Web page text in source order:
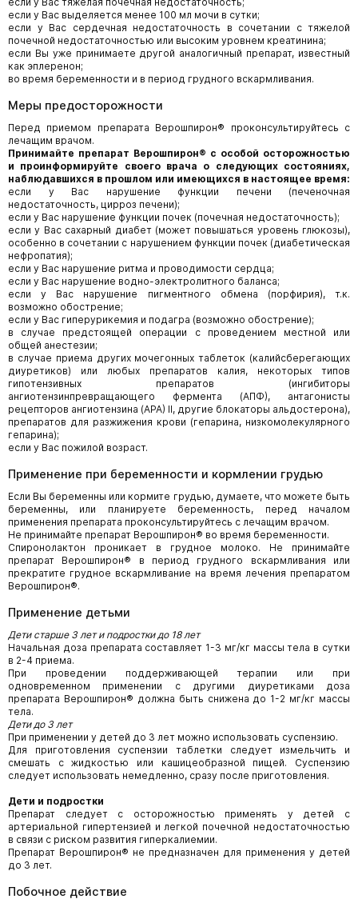
если у Вас выделяется менее 100 мл мочи в сутки;
если у Вас сердечная недостаточность в сочетании с тяжелой
почечной недостаточностью или высоким уровнем креатинина;
если Вы уже принимаете другой аналогичный препарат, известный
как эплеренон;
во время беременности и в период грудного вскармливания.
Меры предосторожности
Перед приемом препарата Верошпирон®
проконсультируйтесь с
лечащим врачом.
Принимайте препарат Верошпирон® с особой осторожностью
и проинформируйте своего врача о следующих состояниях,
наблюдавшихся в прошлом или имеющихся в настоящее время:
если у Вас нарушение функции печени (печеночная
недостаточность, цирроз печени);
если у Вас нарушение функции почек (почечная недостаточность);
если у Вас сахарный диабет (может повышаться уровень глюкозы),
особенно в сочетании с нарушением функции почек (диабетическая
нефропатия);
если у Вас нарушение ритма и проводимости сердца;
если у Вас нарушение водно-электролитного баланса;
если у Вас нарушение пигментного обмена (порфирия), т.к.
возможно обострение;
если у Вас гиперурикемия и подагра (возможно обострение);
в случае предстоящей операции с проведением местной или
общей анестезии;
в случае приема других мочегонных таблеток (калийсберегающих
диуретиков) или любых препаратов калия, некоторых типов
гипотензивных препаратов (ингибиторы
ангиотензинпревращающего фермента (АПФ), антагонисты
рецепторов ангиотензина (АРА) II, другие блокаторы альдостерона),
препаратов для разжижения крови (гепарина, низкомолекулярного
гепарина);
если у Вас пожилой возраст.
Применение при беременности и кормлении грудью
Если Вы беременны или кормите грудью, думаете, что можете быть
беременны, или планируете беременность, перед началом
применения препарата проконсультируйтесь с лечащим врачом.
Не принимайте препарат Верошпирон® во время беременности.
Спиронолактон проникает в грудное молоко. Не принимайте
препарат Верошпирон® в период грудного вскармливания или
прекратите грудное вскармливание на время лечения препаратом
Верошпирон®.
Применение детьми
Дети старше 3 лет и подростки до 18 лет
Начальная доза препарата составляет 1-3 мг/кг массы тела в сутки
в 2-4 приема.
При проведении поддерживающей терапии или при
одновременном применении с другими диуретиками доза
препарата Верошпирон® должна быть снижена до 1-2 мг/кг массы
тела.
Дети до 3 лет
При применении у детей до 3 лет можно использовать суспензию.
Для приготовления суспензии таблетки следует измельчить и
смешать с жидкостью или кашицеобразной пищей. Суспензию
следует использовать немедленно, сразу после приготовления.
Дети и подростки
Препарат следует с осторожностью применять у детей с
артериальной гипертензией и легкой почечной недостаточностью
в связи с риском развития гиперкалиемии.
Препарат Верошпирон® не предназначен для применения у детей
до 3 лет.
Побочное действие